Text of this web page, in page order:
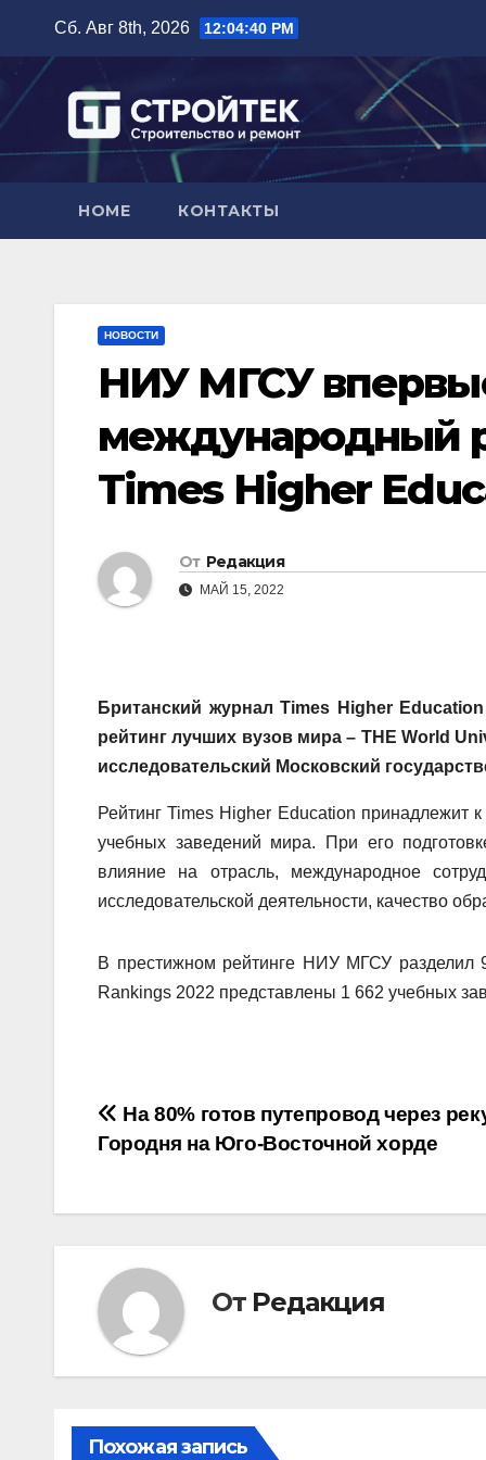
содержимому
Сб. Авг 8th, 2026 12:04:41 PM
HOME КОНТАКТЫ
НОВОСТИ
НИУ МГСУ
международный
Times Higher
От Редакция
МАЙ 15, 2022
Британский журнал Times Higher
рейтинг лучших вузов мира – THE World
исследовательский Московский
Рейтинг Times Higher Education принадлежит
учебных заведений мира. При его
влияние на отрасль, международное
исследовательской деятельности, качество
В престижном рейтинге НИУ МГСУ разделил
Rankings 2022 представлены 1 662 учебных
Навигация
по
записям
На 80% готов путепровод через
Городня на Юго-Восточной хорде
От Редакция
Похожая запись